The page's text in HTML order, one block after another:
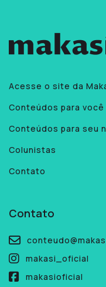
Acesse o site da
Conteúdos para você
Conteúdos para seu
Colunistas
Contato
Contato
makasi_oficial
makasioficial